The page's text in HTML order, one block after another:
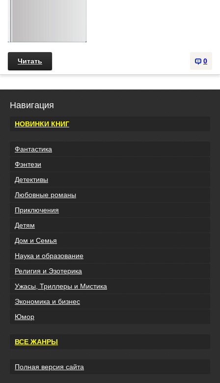
0
Читать
Навигация
НОВИНКИ КНИГ
Фантастика
Фэнтези
Детективы
Любовные романы
Приключения
Детям
Дом и Семья
Наука и образование
Религия и Эзотерика
Ужасы, Триллеры и Мистика
Экономика и бизнес
Юмор
ВСЕ ЖАНРЫ
Полная версия сайта